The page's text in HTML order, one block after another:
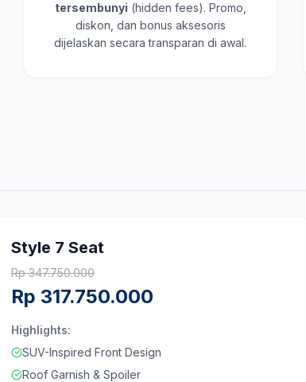
tersembunyi (hidden fees). Promo,
diskon, dan bonus aksesoris
dijelaskan secara transparan di awal.
Style 7 Seat
Rp347.750.000
Rp 317.750.000
Highlights:
SUV-Inspired Front Design
Roof Garnish & Spoiler